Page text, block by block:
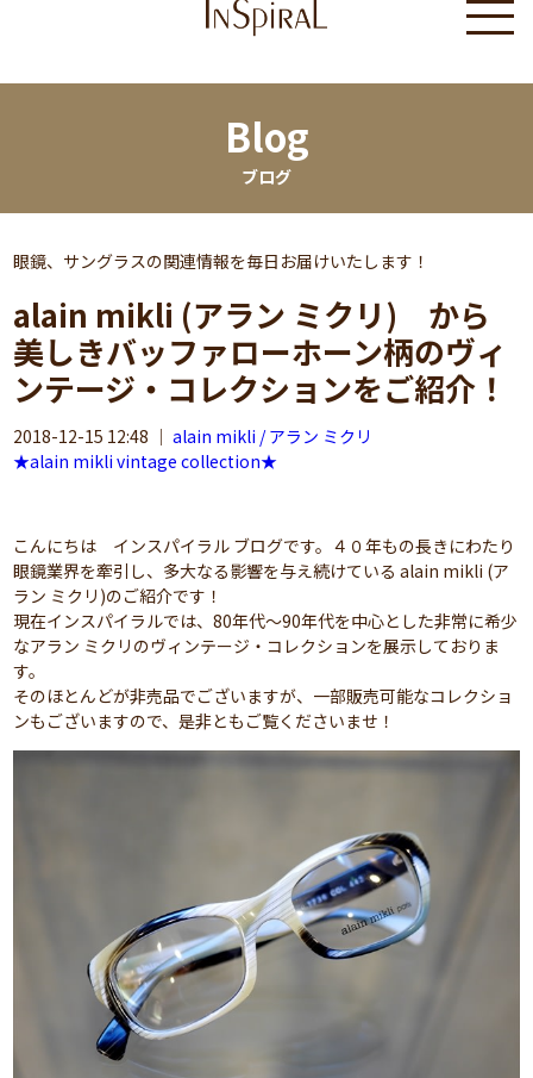
Blog
ブログ
眼鏡、サングラスの関連情報を毎日お届けいたします！
alain mikli (アラン ミクリ) から
美しきバッファローホーン柄のヴィ
ンテージ・コレクションをご紹介！
2018-12-15 12:48 ｜alain mikli / アラン ミクリ
★alain mikli vintage collection★
こんにちは インスパイラル ブログです。４０年もの長きにわたり
眼鏡業界を牽引し、多大なる影響を与え続けている alain mikli (ア
ラン ミクリ)のご紹介です！
現在インスパイラルでは、80年代～90年代を中心とした非常に希少
なアラン ミクリのヴィンテージ・コレクションを展示しておりま
す。
そのほとんどが非売品でございますが、一部販売可能なコレクショ
ンもございますので、是非ともご覧くださいませ！